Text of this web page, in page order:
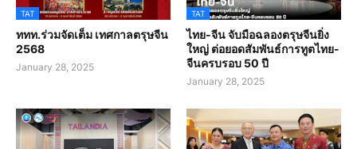
TAT
ททท.ร่วมจัดเต็ม เทศกาลตรุษจีน
2568
January 28, 2025
TAT
ไทย-จีน จับมือฉลองตรุษจีนยิ่ง
ใหญ่ ต่อยอดสัมพันธ์การทูตไทย-
จีนครบรอบ 50 ปี
January 28, 2025